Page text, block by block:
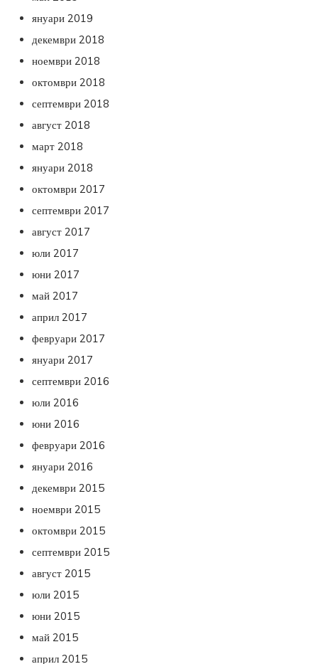
януари 2019
декември 2018
ноември 2018
октомври 2018
септември 2018
август 2018
март 2018
януари 2018
октомври 2017
септември 2017
август 2017
юли 2017
юни 2017
май 2017
април 2017
февруари 2017
януари 2017
септември 2016
юли 2016
юни 2016
февруари 2016
януари 2016
декември 2015
ноември 2015
октомври 2015
септември 2015
август 2015
юли 2015
юни 2015
май 2015
април 2015